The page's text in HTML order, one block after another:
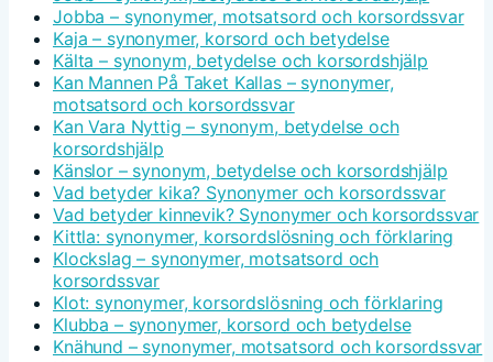
Jobba – synonymer, motsatsord och korsordssvar
Kaja – synonymer, korsord och betydelse
Kälta – synonym, betydelse och korsordshjälp
Kan Mannen På Taket Kallas – synonymer,
motsatsord och korsordssvar
Kan Vara Nyttig – synonym, betydelse och
korsordshjälp
Känslor – synonym, betydelse och korsordshjälp
Vad betyder kika? Synonymer och korsordssvar
Vad betyder kinnevik? Synonymer och korsordssvar
Kittla: synonymer, korsordslösning och förklaring
Klockslag – synonymer, motsatsord och
korsordssvar
Klot: synonymer, korsordslösning och förklaring
Klubba – synonymer, korsord och betydelse
Knähund – synonymer, motsatsord och korsordssvar